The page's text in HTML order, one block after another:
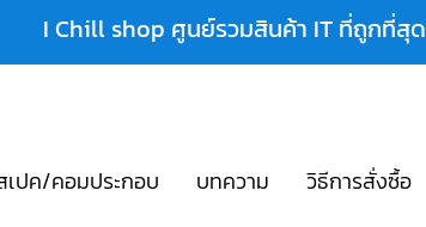
I Chill shop ศูนย์รวมสินค้า IT ที่ถูกที่สุด
เปค/คอมประกอบ บทความ วิธีการสั่งซื้อ